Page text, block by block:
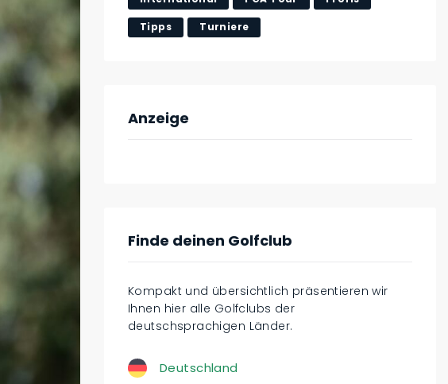
Tipps Turniere
Anzeige
Finde deinen Golfclub
Kompakt und übersichtlich präsentieren wir
Ihnen hier alle Golfclubs der
deutschsprachigen Länder.
Deutschland